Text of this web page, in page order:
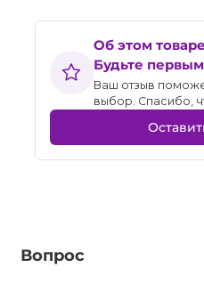
Об этом
Будьте
Ваш отзыв
выбор. Спасибо,
Вопрос